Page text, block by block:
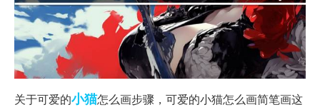
关于可爱的小猫怎么画步骤，可爱的小猫怎么画简笔画这